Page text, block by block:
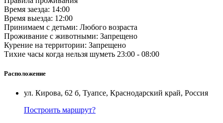
Время заезда: 14:00
Время выезда: 12:00
Принимаем с детьми: Любого возраста
Проживание с животными: Запрещено
Курение на территории: Запрещено
Тихие часы когда нельзя шуметь 23:00 - 08:00
Расположение
ул. Кирова, 62 б, Туапсе, Краснодарский край, Россия
Построить маршрут?